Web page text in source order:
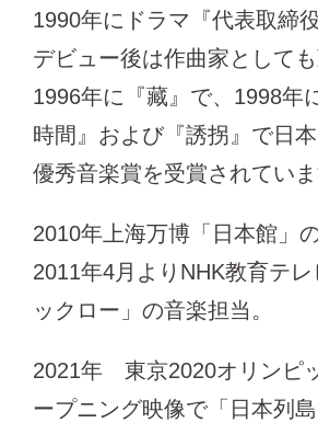
1990年にドラマ『代表取締
デビュー後は作曲家としても
1996年に『藏』で、1998年
時間』および『誘拐』で日
優秀音楽賞を受賞されていま
2010年上海万博「日本館」
2011年4月よりNHK教育テ
ックロー」の音楽担当。
2021年 東京2020オリンピ
ープニング映像で「日本列